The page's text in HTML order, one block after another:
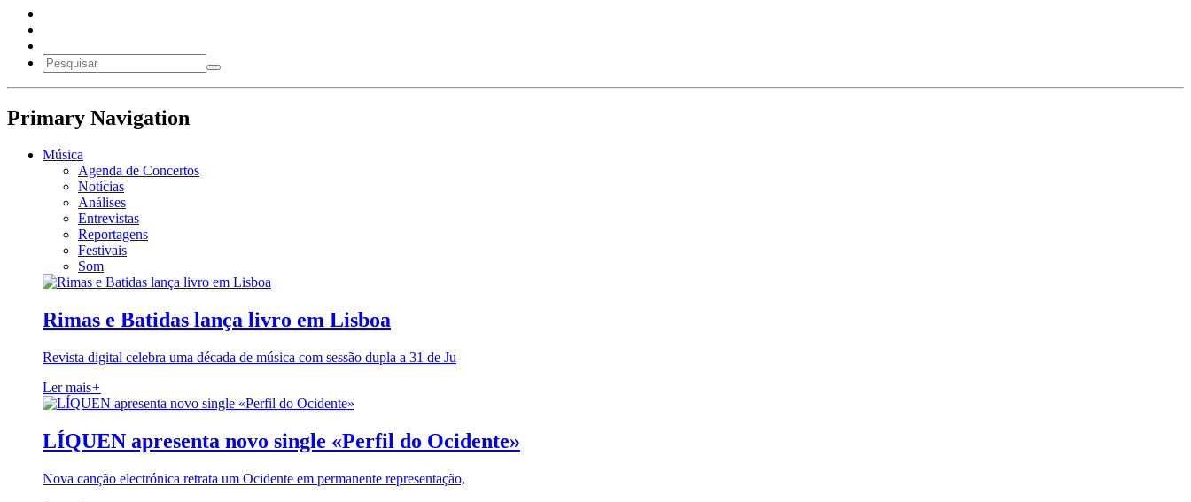
Primary Navigation
Música
Agenda de Concertos
Notícias
Análises
Entrevistas
Reportagens
Festivais
Som
Rimas e Batidas lança livro em Lisboa
Revista digital celebra uma década de música com sessão dupla a 31 de Ju
Ler mais+
LÍQUEN apresenta novo single «Perfil do Ocidente»
Nova canção electrónica retrata um Ocidente em permanente representação,